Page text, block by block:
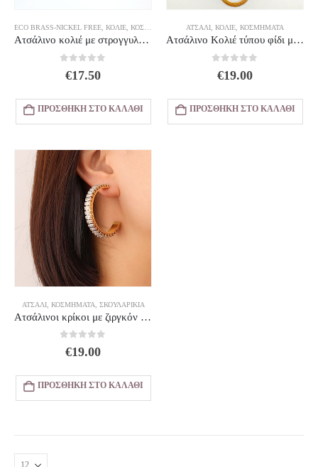
ECO BRASS-NICKEL FREE, ΚΟΛΙΈ, ΚΟΣΜΗΜΑΤΑ
Ατσάλινο κολιέ με στρογγυλό μοτίφ από μαύρα κρύσταλλα
€17.50
ΠΡΟΣΘΉΚΗ ΣΤΟ ΚΑΛΆΘΙ
ΑΤΣΆΛΙ, ΚΟΛΙΈ, ΚΟΣΜΗΜΑΤΑ
Ατσάλινο Κολιέ τύπου φίδι με ζιργκόν κρύσταλλα διάφανα
€19.00
ΠΡΟΣΘΉΚΗ ΣΤΟ ΚΑΛΆΘΙ
ΑΤΣΆΛΙ, ΚΟΣΜΗΜΑΤΑ ΣΚΟΥΛΑΡΊΚΙΑ
Ατσάλινοι κρίκοι με ζιργκόν κρύσταλλα
€19.00
ΠΡΟΣΘΉΚΗ ΣΤΟ ΚΑΛΆΘΙ